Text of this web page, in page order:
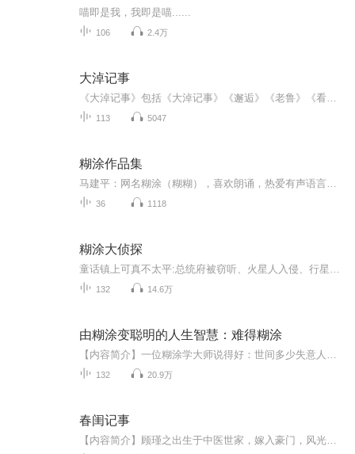
喵即是我，我即是喵......
106 2.4万
大淖记事
113 5047
糊涂作品集
36 1118
糊涂大侦探
132 14.6万
由糊涂变聪明的人生智慧：难得糊涂
132 20.9万
春闺记事